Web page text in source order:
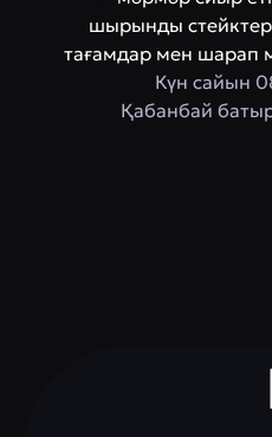
шырынды
тағамдар мен шарап
Күн сайын
Қабанбай